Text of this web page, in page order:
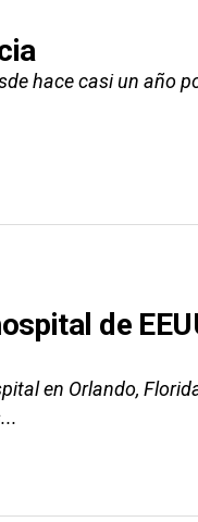
hace casi un año
de
en Orlando,